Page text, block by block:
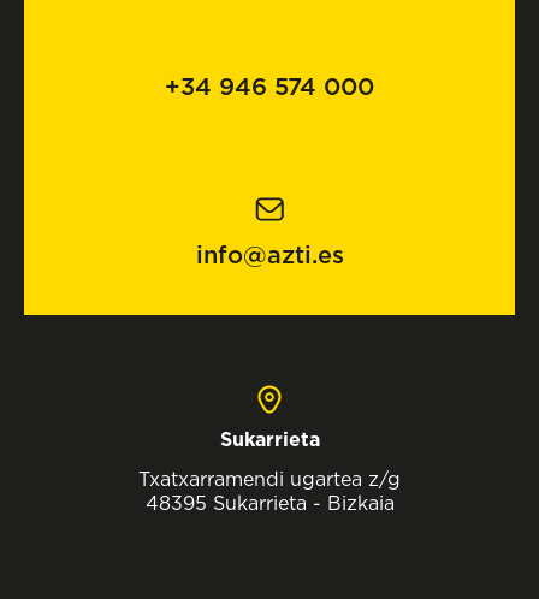
+34 946 574 000
info@azti.es
Sukarrieta
Txatxarramendi ugartea z/g
48395 Sukarrieta - Bizkaia